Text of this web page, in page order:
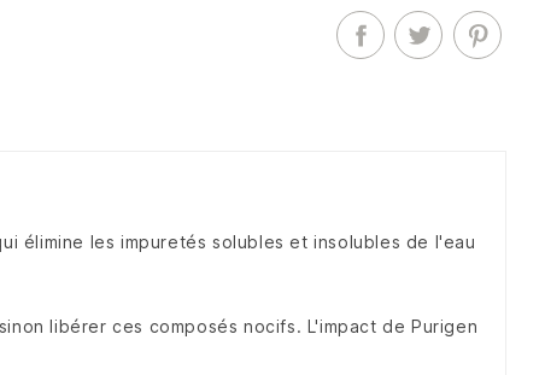
élimine les impuretés solubles et insolubles de l'eau
libérer ces composés nocifs. L'impact de Purigen